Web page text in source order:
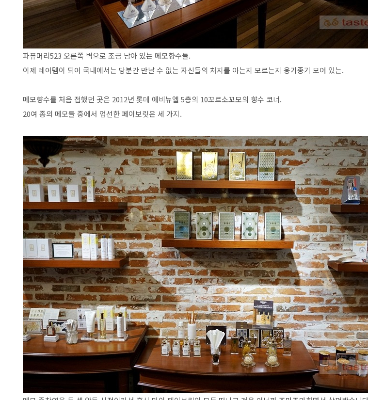
파퓨머리523 오른쪽 벽으로 조금 남아 있는 메모향수들.
이제 레어템이 되어 국내에서는 당분간 만날 수 없는 자신들의 처지를 아는지 모르는지 옹기종기 모여 있는.
메모향수를 처음 접했던 곳은 2012년 롯데 에비뉴엘 5층의 10꼬르소꼬모의 향수 코너.
20여 종의 메모들 중에서 엄선한 페이보릿은 세 가지.